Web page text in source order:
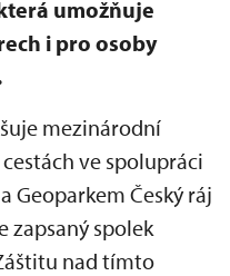
umožňuje
i pro osoby
mezinárodní
ve spolupráci
Geoparkem Český ráj
zapsaný spolek
nad tímto